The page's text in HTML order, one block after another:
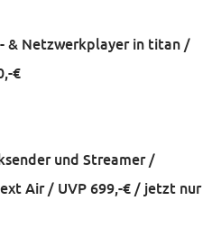
& Netzwerkplayer in titan /
€
und Streamer /
Air / UVP 699,-€ / jetzt nur